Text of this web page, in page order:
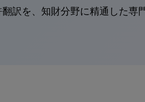
翻訳を、知財分野に精通した専